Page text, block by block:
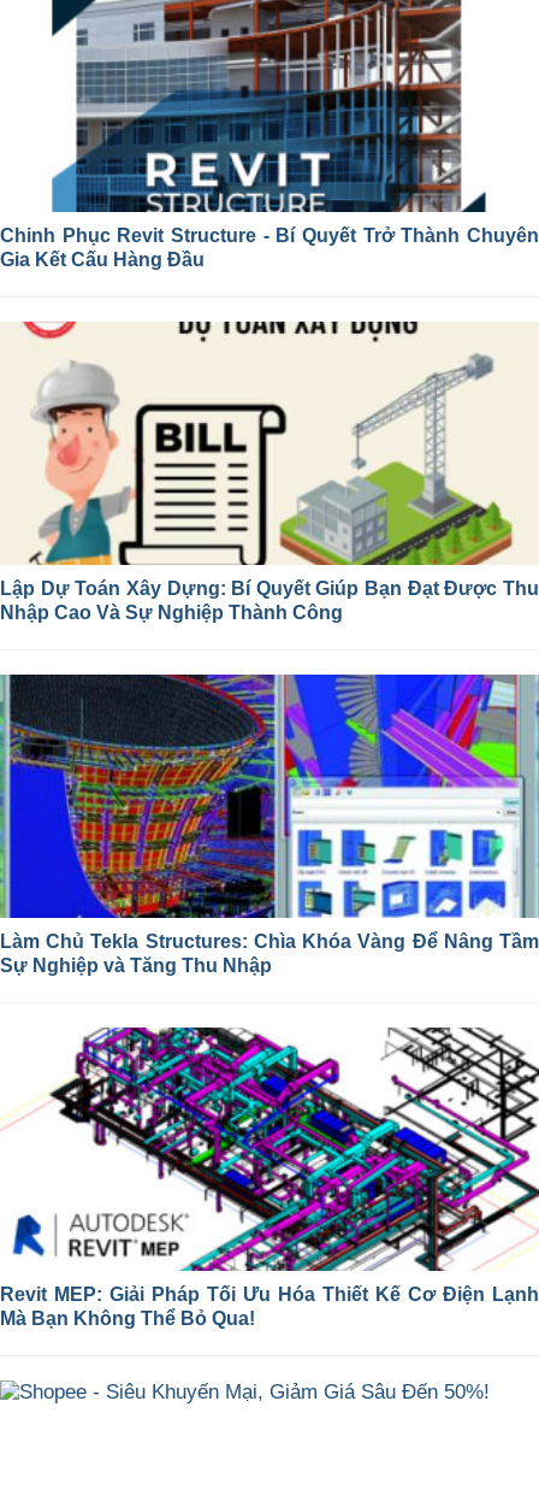
Chinh Phục Revit Structure - Bí Quyết Trở Thành Chuyên
Gia Kết Cấu Hàng Đầu
Lập Dự Toán Xây Dựng: Bí Quyết Giúp Bạn Đạt Được Thu
Nhập Cao Và Sự Nghiệp Thành Công
Làm Chủ Tekla Structures: Chìa Khóa Vàng Để Nâng Tầm
Sự Nghiệp và Tăng Thu Nhập
Revit MEP: Giải Pháp Tối Ưu Hóa Thiết Kế Cơ Điện Lạnh
Mà Bạn Không Thể Bỏ Qua!